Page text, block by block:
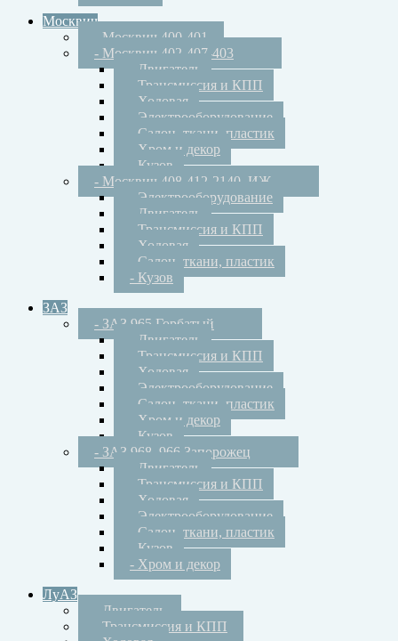
Москвич
- Москвич 400-401
- Москвич 402-407-403
- Двигатель
- Трансмиссия и КПП
- Ходовая
- Электрооборудование
- Салон, ткани, пластик
- Хром и декор
- Кузов
- Москвич 408-412-2140, ИЖ
- Электрооборудование
- Двигатель
- Трансмиссия и КПП
- Ходовая
- Салон, ткани, пластик
- Кузов
ЗАЗ
- ЗАЗ 965 Горбатый
- Двигатель
- Трансмиссия и КПП
- Ходовая
- Электрооборудование
- Салон, ткани, пластик
- Хром и декор
- Кузов
- ЗАЗ 968, 966 Запорожец
- Двигатель
- Трансмиссия и КПП
- Ходовая
- Электрооборудование
- Салон, ткани, пластик
- Кузов
- Хром и декор
ЛуАЗ
- Двигатель
- Трансмиссия и КПП